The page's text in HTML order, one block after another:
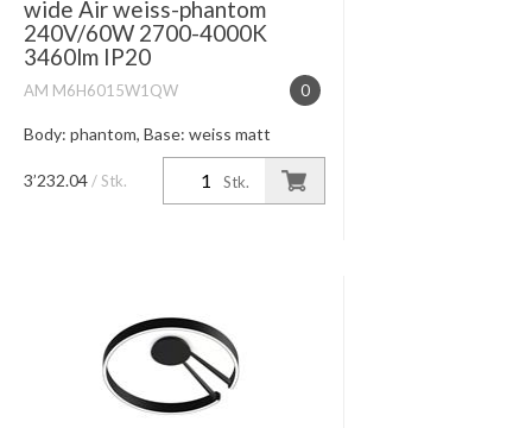
wide Air weiss-phantom
240V/60W 2700-4000K
3460lm IP20
0
AM M6H6015W1QW
Body: phantom, Base: weiss matt
Lichtwirkung table (wide) breit
abstrahlendes Licht nach unten,
Stk.
3’232.04 / Stk.